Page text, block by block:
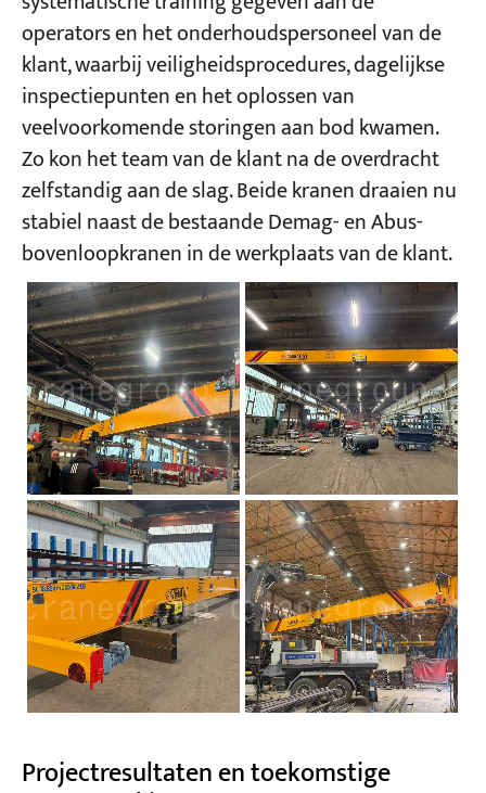
operators en het onderhoudspersoneel van de
klant, waarbij veiligheidsprocedures, dagelijkse
inspectiepunten en het oplossen van
veelvoorkomende storingen aan bod kwamen.
Zo kon het team van de klant na de overdracht
zelfstandig aan de slag. Beide kranen draaien nu
stabiel naast de bestaande Demag- en Abus-
bovenloopkranen in de werkplaats van de klant.
Projectresultaten en toekomstige